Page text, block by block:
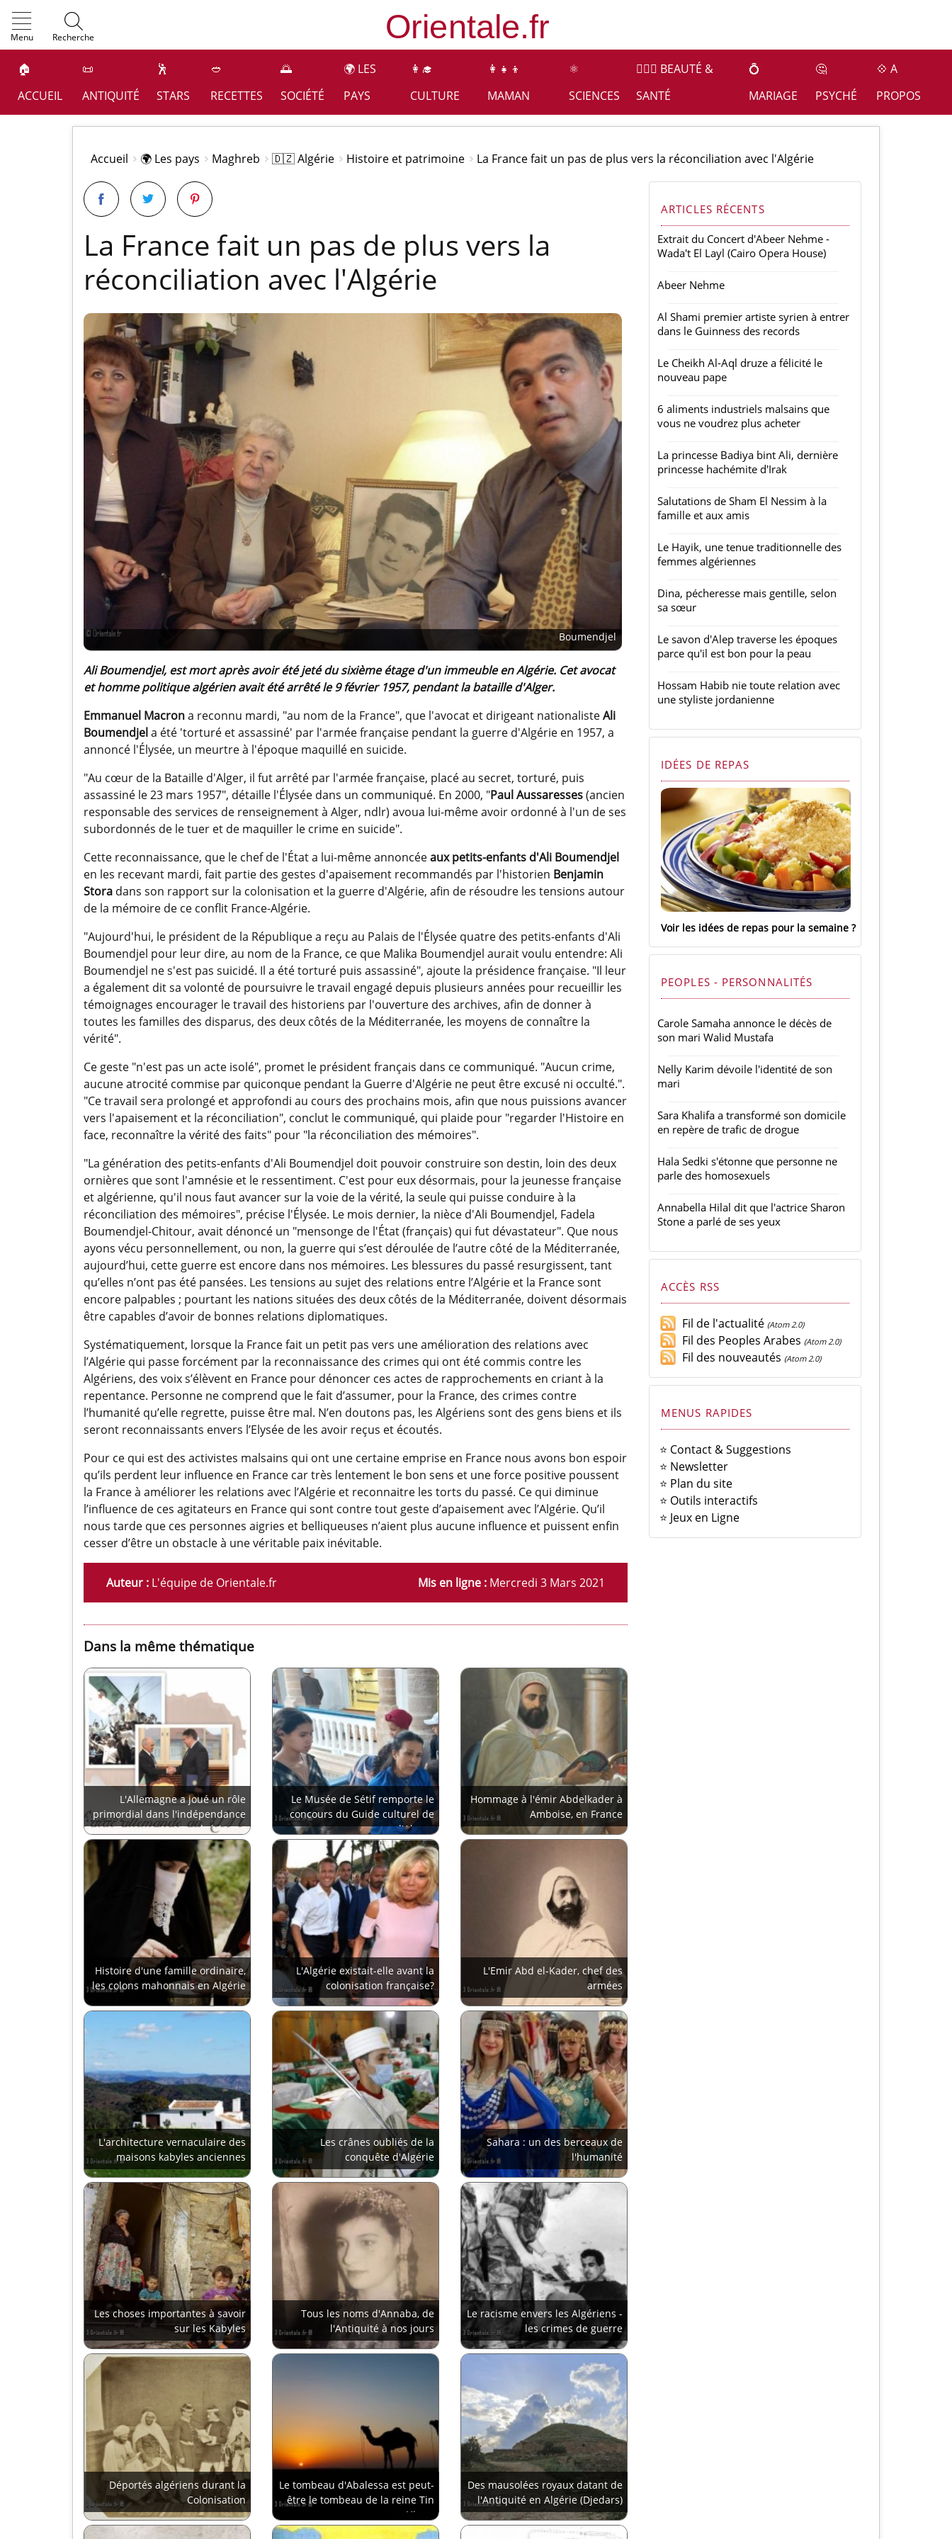
Menu Recherche
🏠
ACCUEIL
📜
ANTIQUITÉ
🕺
STARS
🥙
RECETTES
🌅
SOCIÉTÉ
🌍 LES
PAYS
👩‍🎓
CULTURE
👩‍👧‍👦
MAMAN
⚛️
SCIENCES
👩🏻‍⚕️ BEAUTÉ &
SANTÉ
💍
MARIAGE
🤔
PSYCHÉ
💠 A
PROPOS
Accueil 🌍 Les pays Maghreb 🇩🇿 Algérie Histoire et patrimoine La France fait un pas de plus vers la réconciliation avec l'Algérie
La France fait un pas de plus vers la
réconciliation avec l'Algérie
Boumendjel
Ali Boumendjel, est mort après avoir été jeté du sixième étage d'un immeuble en Algérie. Cet avocat
et homme politique algérien avait été arrêté le 9 février 1957, pendant la bataille d'Alger.
Emmanuel Macrona reconnu mardi, "au nom de la France", que l'avocat et dirigeant nationalisteAli
Boumendjela été 'torturé et assassiné' par l'armée française pendant la guerre d'Algérie en 1957, a
annoncé l'Élysée, un meurtre à l'époque maquillé en suicide.
"Au cœur de la Bataille d'Alger, il fut arrêté par l'armée française, placé au secret, torturé, puis
assassiné le 23 mars 1957", détaille l'Élysée dans un communiqué. En 2000, "Paul Aussaresses(ancien
responsable des services de renseignement à Alger, ndlr) avoua lui-même avoir ordonné à l'un de ses
subordonnés de le tuer et de maquiller le crime en suicide".
Cette reconnaissance, que le chef de l'État a lui-même annoncéeaux petits-enfants d'Ali Boumendjel
en les recevant mardi, fait partie des gestes d'apaisement recommandés par l'historien Benjamin
Stora dans son rapport sur la colonisation et la guerre d'Algérie, afin de résoudre les tensions autour
de la mémoire de ce conflit France-Algérie.
"Aujourd'hui, le président de la République a reçu au Palais de l'Élysée quatre des petits-enfants d'Ali
Boumendjel pour leur dire, au nom de la France, ce que Malika Boumendjel aurait voulu entendre: Ali
Boumendjel ne s'est pas suicidé. Il a été torturé puis assassiné", ajoute la présidence française. "Il leur
a également dit sa volonté de poursuivre le travail engagé depuis plusieurs années pour recueillir les
témoignages encourager le travail des historiens par l'ouverture des archives, afin de donner à
toutes les familles des disparus, des deux côtés de la Méditerranée, les moyens de connaître la
vérité".
Ce geste "n'est pas un acte isolé", promet le président français dans ce communiqué. "Aucun crime,
aucune atrocité commise par quiconque pendant la Guerre d'Algérie ne peut être excusé ni occulté.".
"Ce travail sera prolongé et approfondi au cours des prochains mois, afin que nous puissions avancer
vers l'apaisement et la réconciliation", conclut le communiqué, qui plaide pour "regarder l'Histoire en
face, reconnaître la vérité des faits" pour "la réconciliation des mémoires".
"La génération des petits-enfants d'Ali Boumendjel doit pouvoir construire son destin, loin des deux
ornières que sont l'amnésie et le ressentiment. C'est pour eux désormais, pour la jeunesse française
et algérienne, qu'il nous faut avancer sur la voie de la vérité, la seule qui puisse conduire à la
réconciliation des mémoires", précise l'Élysée. Le mois dernier, la nièce d'Ali Boumendjel, Fadela
Boumendjel-Chitour, avait dénoncé un "mensonge de l'État (français) qui fut dévastateur". Que nous
ayons vécu personnellement, ou non, la guerre qui s’est déroulée de l’autre côté de la Méditerranée,
aujourd’hui, cette guerre est encore dans nos mémoires. Les blessures du passé resurgissent, tant
qu’elles n’ont pas été pansées. Les tensions au sujet des relations entre l’Algérie et la France sont
encore palpables ; pourtant les nations situées des deux côtés de la Méditerranée, doivent désormais
être capables d’avoir de bonnes relations diplomatiques.
Systématiquement, lorsque la France fait un petit pas vers une amélioration des relations avec
l’Algérie qui passe forcément par la reconnaissance des crimes qui ont été commis contre les
Algériens, des voix s’élèvent en France pour dénoncer ces actes de rapprochements en criant à la
repentance. Personne ne comprend que le fait d’assumer, pour la France, des crimes contre
l’humanité qu’elle regrette, puisse être mal. N’en doutons pas, les Algériens sont des gens biens et ils
seront reconnaissants envers l’Elysée de les avoir reçus et écoutés.
Pour ce qui est des activistes malsains qui ont une certaine emprise en France nous avons bon espoir
qu’ils perdent leur influence en France car très lentement le bon sens et une force positive poussent
la France à améliorer les relations avec l’Algérie et reconnaitre les torts du passé. Ce qui diminue
l’influence de ces agitateurs en France qui sont contre tout geste d’apaisement avec l’Algérie. Qu’il
nous tarde que ces personnes aigries et belliqueuses n’aient plus aucune influence et puissent enfin
cesser d’être un obstacle à une véritable paix inévitable.
Auteur : L'équipe de Orientale.fr Mis en ligne : Mercredi 3 Mars 2021
Dans la même thématique
L'Allemagne a joué un rôle
primordial dans l'indépendance
algérienne
Le Musée de Sétif remporte le
concours du Guide culturel de
l'Alecso
Hommage à l'émir Abdelkader à
Amboise, en France
Histoire d'une famille ordinaire,
les colons mahonnais en Algérie
L'Algérie existait-elle avant la
colonisation française?
L'Emir Abd el-Kader, chef des
armées
L'architecture vernaculaire des
maisons kabyles anciennes
Les crânes oubliés de la
conquête d'Algérie
Sahara : un des berceaux de
l'humanité
Les choses importantes à savoir
sur les Kabyles
Tous les noms d'Annaba, de
l'Antiquité à nos jours
Le racisme envers les Algériens -
les crimes de guerre
Déportés algériens durant la
Colonisation
Le tombeau d'Abalessa est peut-
être le tombeau de la reine Tin
Hinan
Des mausolées royaux datant de
l'Antiquité en Algérie (Djedars)
ARTICLES RÉCENTS
Extrait du Concert d'Abeer Nehme -
Wada't El Layl (Cairo Opera House)
Abeer Nehme
Al Shami premier artiste syrien à entrer
dans le Guinness des records
Le Cheikh Al-Aql druze a félicité le
nouveau pape
6 aliments industriels malsains que
vous ne voudrez plus acheter
La princesse Badiya bint Ali, dernière
princesse hachémite d'Irak
Salutations de Sham El Nessim à la
famille et aux amis
Le Hayik, une tenue traditionnelle des
femmes algériennes
Dina, pécheresse mais gentille, selon
sa sœur
Le savon d'Alep traverse les époques
parce qu'il est bon pour la peau
Hossam Habib nie toute relation avec
une styliste jordanienne
IDÉES DE REPAS
Voir les idées de repas pour la semaine
PEOPLES - PERSONNALITÉS
Carole Samaha annonce le décès de
son mari Walid Mustafa
Nelly Karim dévoile l'identité de son
mari
Sara Khalifa a transformé son domicile
en repère de trafic de drogue
Hala Sedki s'étonne que personne ne
parle des homosexuels
Annabella Hilal dit que l'actrice Sharon
Stone a parlé de ses yeux
ACCÈS RSS
Fil de l'actualité (Atom 2.0)
Fil des Peoples Arabes (Atom 2.0)
Fil des nouveautés (Atom 2.0)
MENUS RAPIDES
⭐ Contact & Suggestions
⭐ Newsletter
⭐ Plan du site
⭐ Outils interactifs
⭐ Jeux en Ligne